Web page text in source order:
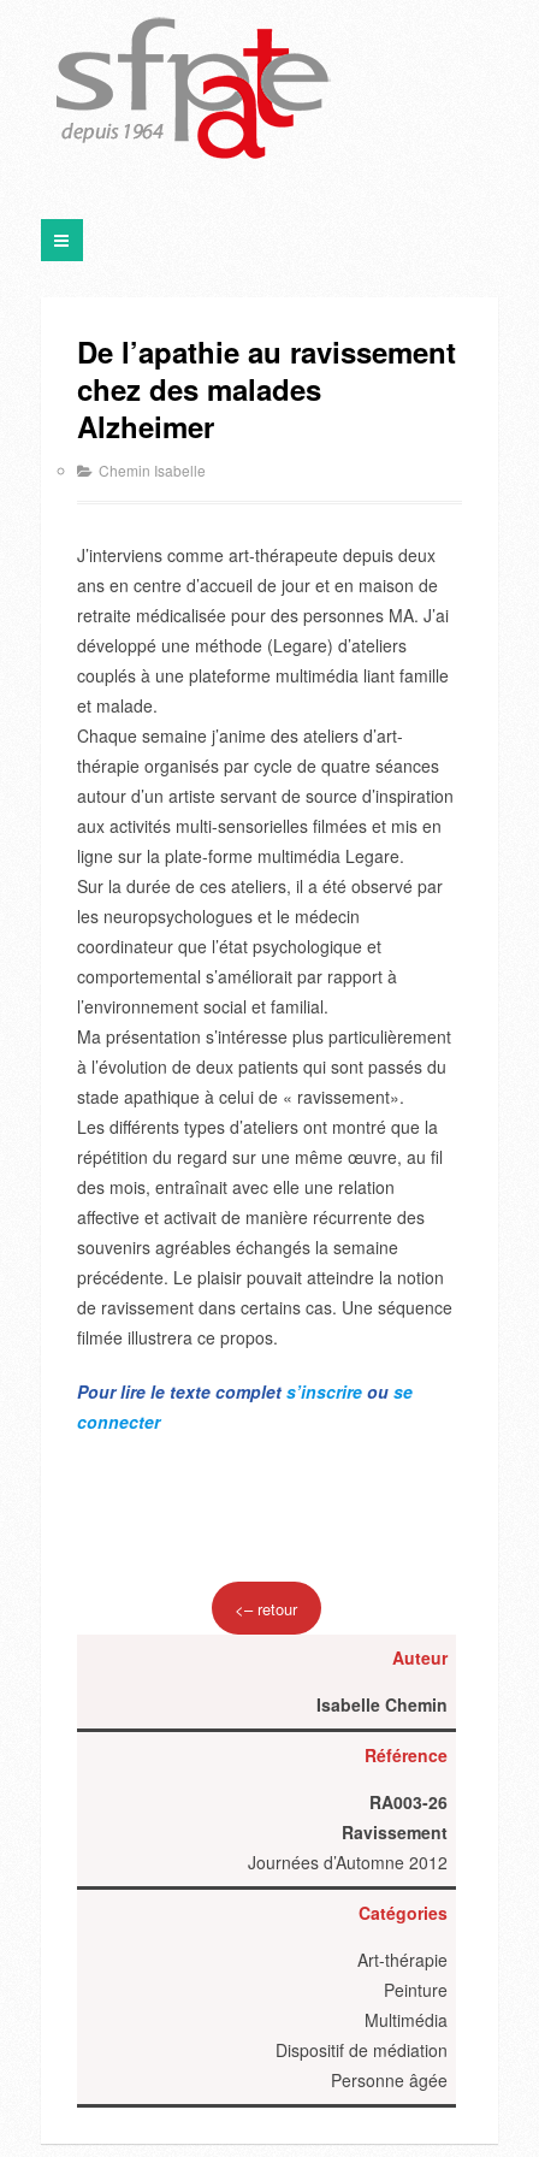
De l’apathie au ravissement
chez des malades
Alzheimer
Chemin Isabelle
J’interviens comme art-thérapeute depuis deux
ans en centre d’accueil de jour et en maison de
retraite médicalisée pour des personnes MA. J’ai
développé une méthode (Legare) d’ateliers
couplés à une plateforme multimédia liant famille
et malade.
Chaque semaine j’anime des ateliers d’art-
thérapie organisés par cycle de quatre séances
autour d’un artiste servant de source d’inspiration
aux activités multi-sensorielles filmées et mis en
ligne sur la plate-forme multimédia Legare.
Sur la durée de ces ateliers, il a été observé par
les neuropsychologues et le médecin
coordinateur que l’état psychologique et
comportemental s’améliorait par rapport à
l’environnement social et familial.
Ma présentation s’intéresse plus particulièrement
à l’évolution de deux patients qui sont passés du
stade apathique à celui de « ravissement».
Les différents types d’ateliers ont montré que la
répétition du regard sur une même œuvre, au fil
des mois, entraînait avec elle une relation
affective et activait de manière récurrente des
souvenirs agréables échangés la semaine
précédente. Le plaisir pouvait atteindre la notion
de ravissement dans certains cas. Une séquence
filmée illustrera ce propos.
Pour lire le texte complet s’inscrireou se
connecter
<– retour
Auteur
Isabelle Chemin
Référence
RA003-26
Ravissement
Journées d’Automne 2012
Catégories
Art-thérapie
Peinture
Multimédia
Dispositif de médiation
Personne âgée